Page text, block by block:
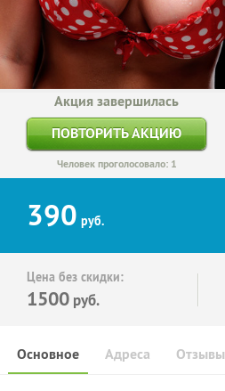
Акция завершилась
ПОВТОРИТЬ АКЦИЮ
Человек проголосовало: 1
390 руб.
Цена без скидки:
1500 руб.
Основное Отзывы
Адреса